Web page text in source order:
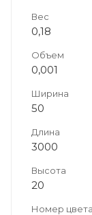
Вес
0,18
Объем
0,001
Ширина
50
Длина
3000
Высота
20
Номер цвета